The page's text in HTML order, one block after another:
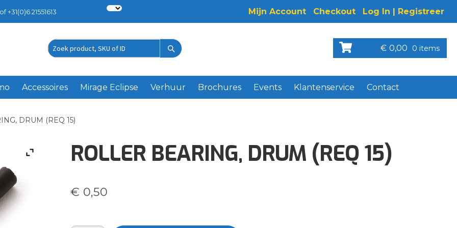
+31(0)6 21551613 Mijn Account Checkout Log In | Registreer
Zoek
€ 0,00 0 items
Accessoires Mirage Eclipse Verhuur Brochures Events Klantenservice Contact
DRUM (REQ 15)
ROLLER BEARING, DRUM (REQ 15)
€ 0,50